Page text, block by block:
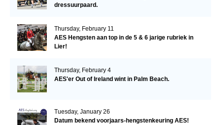
dressuurpaard.
Thursday, February 11
AES Hengsten aan top in de 5 & 6 jarige rubriek in
Lier!
Thursday, February 4
AES'er Out of Ireland wint in Palm Beach.
Tuesday, January 26
Datum bekend voorjaars-hengstenkeuring AES!